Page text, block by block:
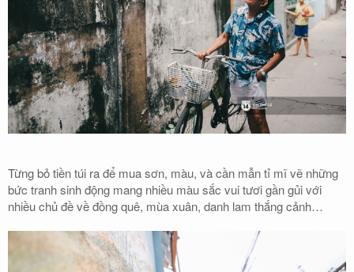
Từng bỏ tiền túi ra để mua sơn, màu, và cần mẫn tỉ mĩ vẽ những
bức tranh sinh động mang nhiều màu sắc vui tươi gần gủi với
nhiều chủ đề về đồng quê, mùa xuân, danh lam thắng cảnh…